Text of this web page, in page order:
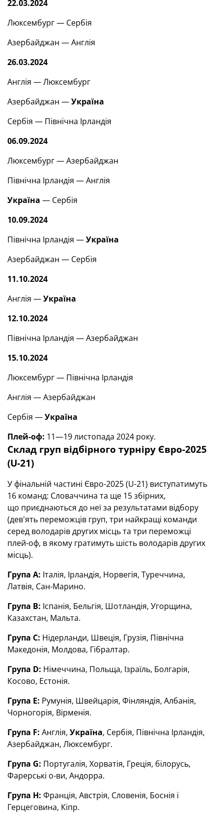
22.03.2024
Люксембург — Сербія
Азербайджан — Англія
26.03.2024
Англія — Люксембург
Азербайджан —Україна
Сербія — Північна Ірландія
06.09.2024
Люксембург — Азербайджан
Північна Ірландія — Англія
Україна — Сербія
10.09.2024
Північна Ірландія —Україна
Азербайджан — Сербія
11.10.2024
Англія —Україна
12.10.2024
Північна Ірландія — Азербайджан
15.10.2024
Люксембург — Північна Ірландія
Англія — Азербайджан
Сербія —Україна
Плей-оф: 11—19 листопада 2024 року.
Склад груп відбірного турніру Євро-2025
(U-21)
У фінальній частині Євро-2025 (U-21) виступатимуть
16 команд: Словаччина та ще 15 збірних,
що приєднаються до неї за результатами відбору
(дев'ять переможців груп, три найкращі команди
серед володарів других місць та три переможці
плей-оф, в якому гратимуть шість володарів других
місць).
Група А: Італія, Ірландія, Норвегія, Туреччина,
Латвія, Сан-Марино.
Група В: Іспанія, Бельгія, Шотландія, Угорщина,
Казахстан, Мальта.
Група С: Нідерланди, Швеція, Грузія, Північна
Македонія, Молдова, Гібралтар.
Група D: Німеччина, Польща, Ізраїль, Болгарія,
Косово, Естонія.
Група E: Румунія, Швейцарія, Фінляндія, Албанія,
Чорногорія, Вірменія.
Група F: Англія, Україна, Сербія, Північна Ірландія,
Азербайджан, Люксембург.
Група G: Португалія, Хорватія, Греція, білорусь,
Фарерські о-ви, Андорра.
Група H: Франція, Австрія, Словенія, Боснія і
Герцеговина, Кіпр.